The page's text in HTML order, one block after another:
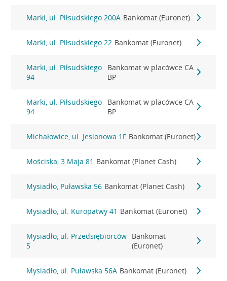
Marki, ul. Piłsudskiego 200A Bankomat (Euronet)
Marki, ul. Piłsudskiego 22 Bankomat (Euronet)
Marki, ul. Piłsudskiego
94
Bankomat w placówce CA
BP
Marki, ul. Piłsudskiego
94
Bankomat w placówce CA
BP
Michałowice, ul. Jesionowa 1F Bankomat (Euronet)
Mościska, 3 Maja 81 Bankomat (Planet Cash)
Mysiadło, Puławska 56 Bankomat (Planet Cash)
Mysiadło, ul. Kuropatwy 41 Bankomat (Euronet)
Mysiadło, ul. Przedsiębiorców
5
Bankomat
(Euronet)
Mysiadło, ul. Puławska 56A Bankomat (Euronet)